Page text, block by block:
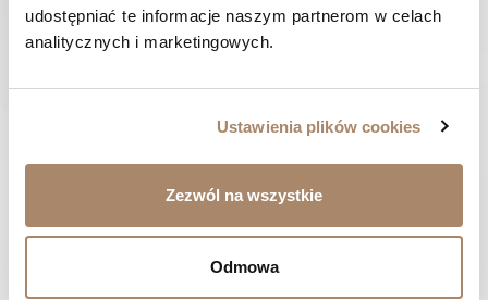
udostępniać te informacje naszym partnerom w celach
analitycznych i marketingowych.
Ustawienia plików cookies
Zezwól na wszystkie
Odmowa
MASZ PYTANIE? Zadzwoń do nas :
Pracujemy od poniedziałku do piątku. Od godziny 9:00 do